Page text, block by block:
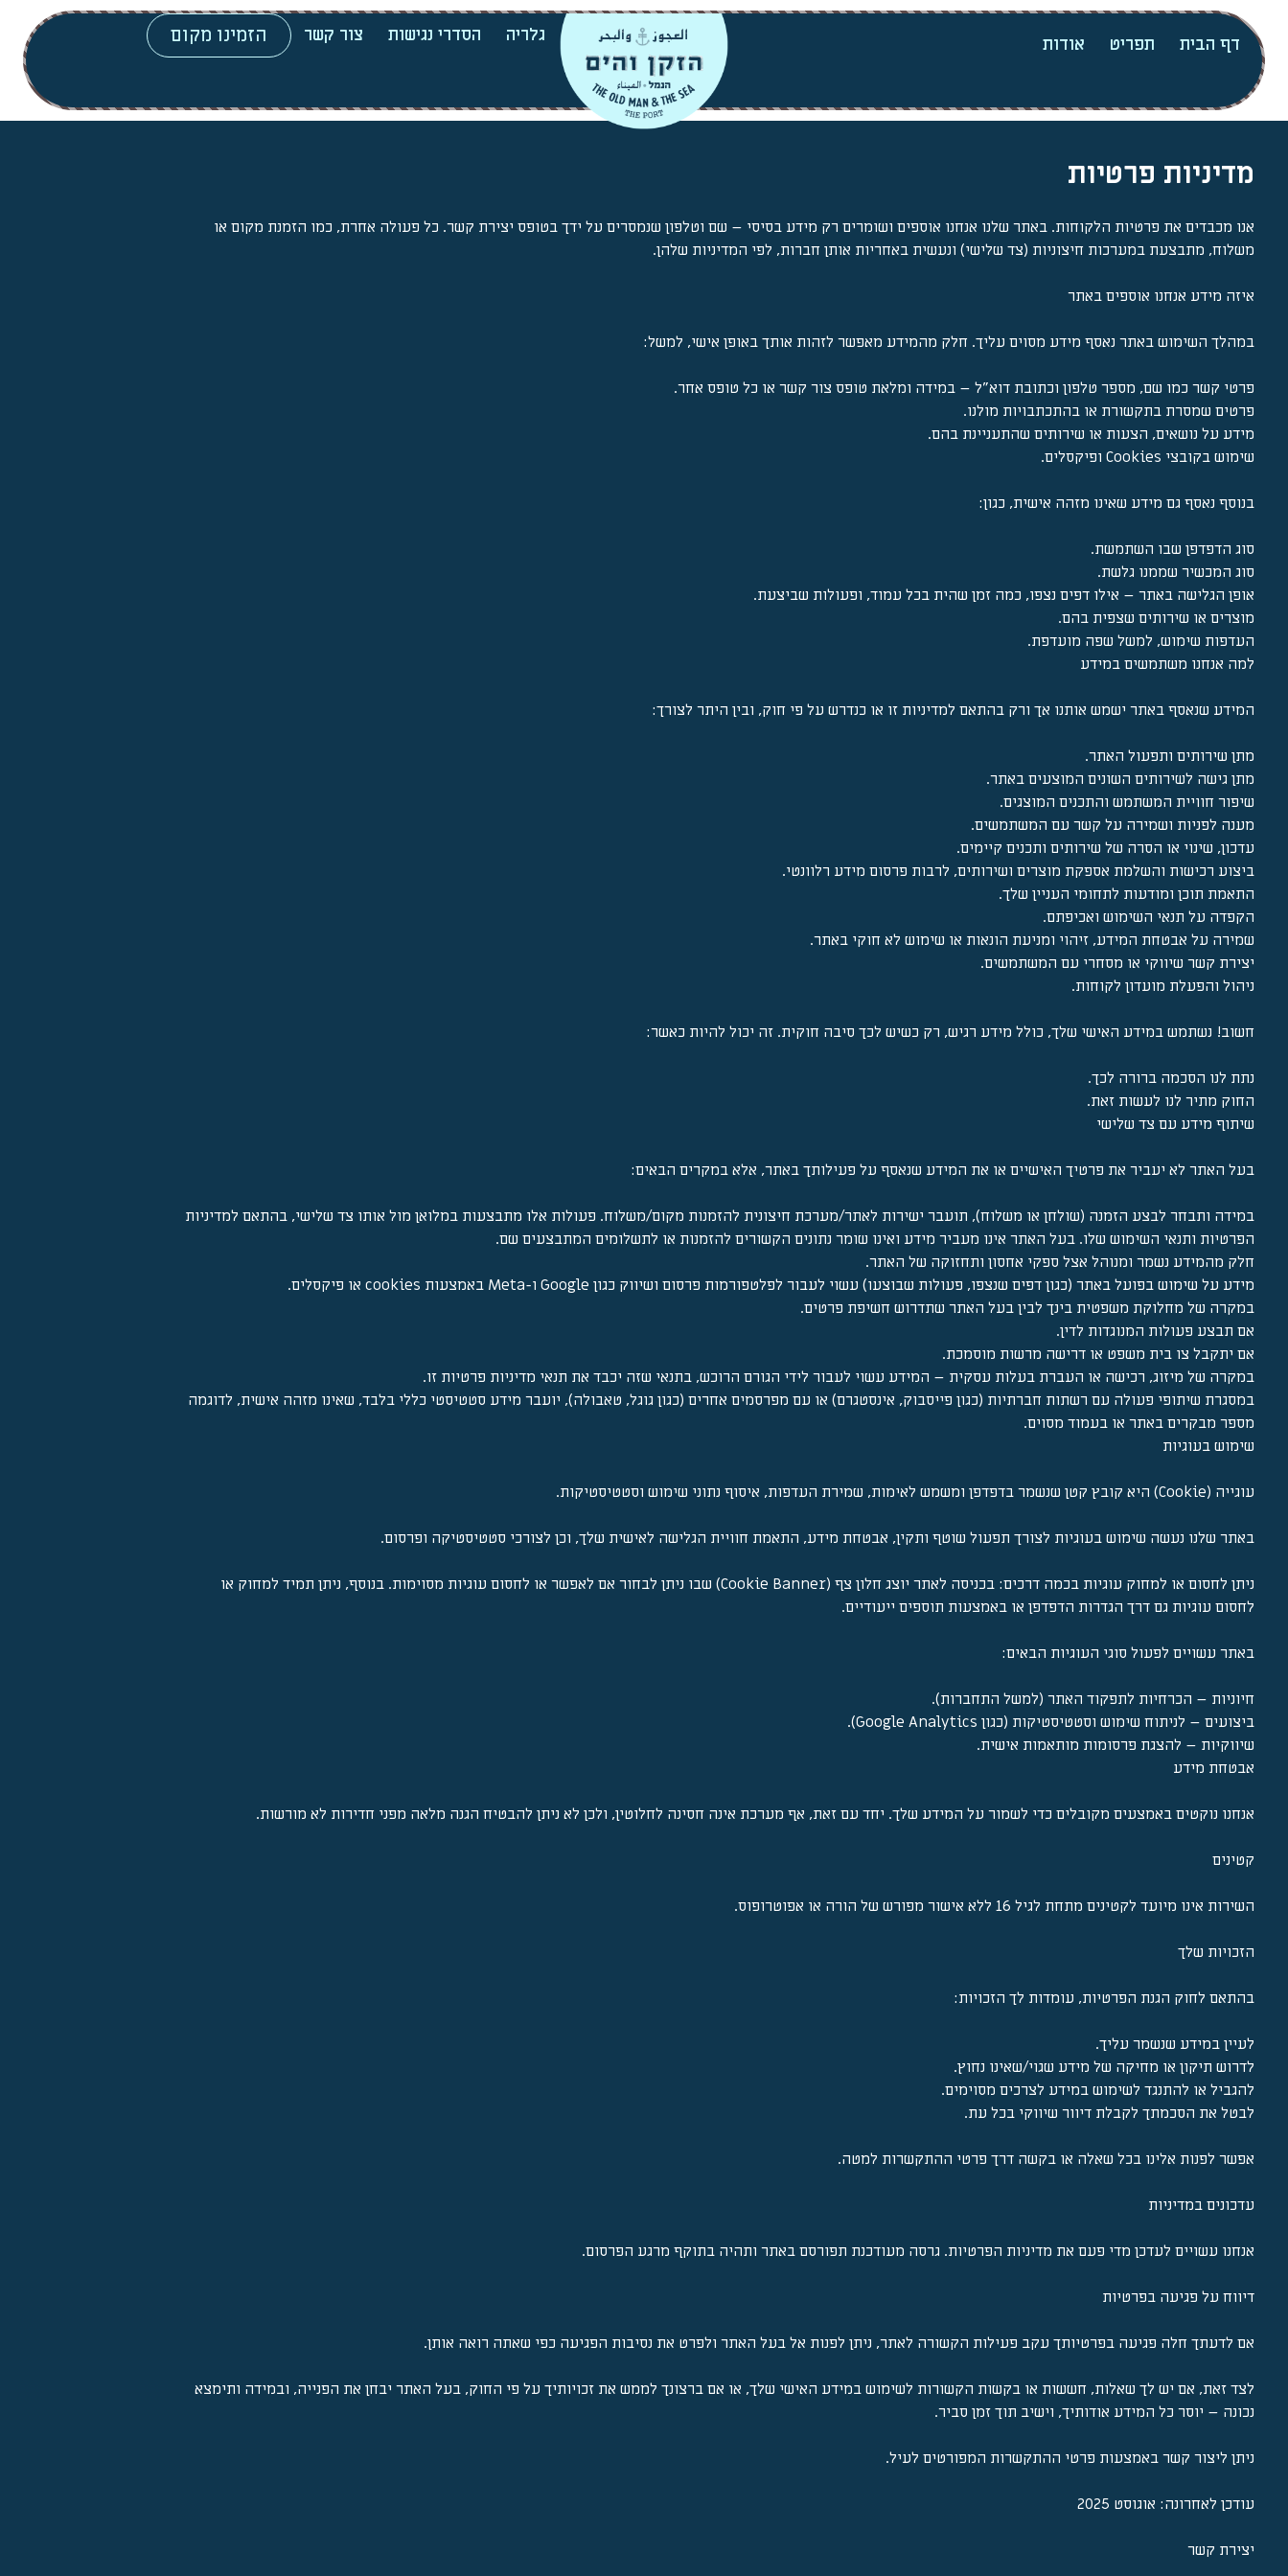
דף הבית תפריט אודות גלריה הסדרי נגישות צור קשר הזמינו מקום
מדיניות פרטיות
אנו מכבדים את פרטיות הלקוחות. באתר שלנו אנחנו אוספים ושומרים רק מידע בסיסי – שם וטלפון שנמסרים על ידך בטופס יצירת קשר. כל פעולה אחרת, כמו הזמנת מקום או
משלוח, מתבצעת במערכות חיצוניות (צד שלישי) ונעשית באחריות אותן חברות, לפי המדיניות שלהן.
איזה מידע אנחנו אוספים באתר
במהלך השימוש באתר נאסף מידע מסוים עליך. חלק מהמידע מאפשר לזהות אותך באופן אישי, למשל:
פרטי קשר כמו שם, מספר טלפון וכתובת דוא"ל – במידה ומלאת טופס צור קשר או כל טופס אחר.
פרטים שמסרת בתקשורת או בהתכתבויות מולנו.
מידע על נושאים, הצעות או שירותים שהתעניינת בהם.
שימוש בקובצי Cookies ופיקסלים.
בנוסף נאסף גם מידע שאינו מזהה אישית, כגון:
סוג הדפדפן שבו השתמשת.
סוג המכשיר שממנו גלשת.
אופן הגלישה באתר – אילו דפים נצפו, כמה זמן שהית בכל עמוד, ופעולות שביצעת.
מוצרים או שירותים שצפית בהם.
העדפות שימוש, למשל שפה מועדפת.
למה אנחנו משתמשים במידע
המידע שנאסף באתר ישמש אותנו אך ורק בהתאם למדיניות זו או כנדרש על פי חוק, ובין היתר לצורך:
מתן שירותים ותפעול האתר.
מתן גישה לשירותים השונים המוצעים באתר.
שיפור חוויית המשתמש והתכנים המוצגים.
מענה לפניות ושמירה על קשר עם המשתמשים.
עדכון, שינוי או הסרה של שירותים ותכנים קיימים.
ביצוע רכישות והשלמת אספקת מוצרים ושירותים, לרבות פרסום מידע רלוונטי.
התאמת תוכן ומודעות לתחומי העניין שלך.
הקפדה על תנאי השימוש ואכיפתם.
שמירה על אבטחת המידע, זיהוי ומניעת הונאות או שימוש לא חוקי באתר.
יצירת קשר שיווקי או מסחרי עם המשתמשים.
ניהול והפעלת מועדון לקוחות.
חשוב! נשתמש במידע האישי שלך, כולל מידע רגיש, רק כשיש לכך סיבה חוקית. זה יכול להיות כאשר:
נתת לנו הסכמה ברורה לכך.
החוק מתיר לנו לעשות זאת.
שיתוף מידע עם צד שלישי
בעל האתר לא יעביר את פרטיך האישיים או את המידע שנאסף על פעילותך באתר, אלא במקרים הבאים:
במידה ותבחר לבצע הזמנה (שולחן או משלוח), תועבר ישירות לאתר/מערכת חיצונית להזמנות מקום/משלוח. פעולות אלו מתבצעות במלואן מול אותו צד שלישי, בהתאם למדיניות
הפרטיות ותנאי השימוש שלו. בעל האתר אינו מעביר מידע ואינו שומר נתונים הקשורים להזמנות או לתשלומים המתבצעים שם.
חלק מהמידע נשמר ומנוהל אצל ספקי אחסון ותחזוקה של האתר.
מידע על שימוש בפועל באתר (כגון דפים שנצפו, פעולות שבוצעו) עשוי לעבור לפלטפורמות פרסום ושיווק כגון Google ו-Meta באמצעות cookies או פיקסלים.
במקרה של מחלוקת משפטית בינך לבין בעל האתר שתדרוש חשיפת פרטים.
אם תבצע פעולות המנוגדות לדין.
אם יתקבל צו בית משפט או דרישה מרשות מוסמכת.
במקרה של מיזוג, רכישה או העברת בעלות עסקית – המידע עשוי לעבור לידי הגורם הרוכש, בתנאי שזה יכבד את תנאי מדיניות פרטיות זו.
במסגרת שיתופי פעולה עם רשתות חברתיות (כגון פייסבוק, אינסטגרם) או עם מפרסמים אחרים (כגון גוגל, טאבולה), יועבר מידע סטטיסטי כללי בלבד, שאינו מזהה אישית, לדוגמה
מספר מבקרים באתר או בעמוד מסוים.
שימוש בעוגיות
עוגייה (Cookie) היא קובץ קטן שנשמר בדפדפן ומשמש לאימות, שמירת העדפות, איסוף נתוני שימוש וסטטיסטיקות.
באתר שלנו נעשה שימוש בעוגיות לצורך תפעול שוטף ותקין, אבטחת מידע, התאמת חוויית הגלישה לאישית שלך, וכן לצורכי סטטיסטיקה ופרסום.
ניתן לחסום או למחוק עוגיות בכמה דרכים: בכניסה לאתר יוצג חלון צף (Cookie Banner) שבו ניתן לבחור אם לאפשר או לחסום עוגיות מסוימות. בנוסף, ניתן תמיד למחוק או
לחסום עוגיות גם דרך הגדרות הדפדפן או באמצעות תוספים ייעודיים.
באתר עשויים לפעול סוגי העוגיות הבאים:
חיוניות – הכרחיות לתפקוד האתר (למשל התחברות).
ביצועים – לניתוח שימוש וסטטיסטיקות (כגון Google Analytics).
שיווקיות – להצגת פרסומות מותאמות אישית.
אבטחת מידע
אנחנו נוקטים באמצעים מקובלים כדי לשמור על המידע שלך. יחד עם זאת, אף מערכת אינה חסינה לחלוטין, ולכן לא ניתן להבטיח הגנה מלאה מפני חדירות לא מורשות.
קטינים
השירות אינו מיועד לקטינים מתחת לגיל 16 ללא אישור מפורש של הורה או אפוטרופוס.
הזכויות שלך
בהתאם לחוק הגנת הפרטיות, עומדות לך הזכויות:
לעיין במידע שנשמר עליך.
לדרוש תיקון או מחיקה של מידע שגוי/שאינו נחוץ.
להגביל או להתנגד לשימוש במידע לצרכים מסוימים.
לבטל את הסכמתך לקבלת דיוור שיווקי בכל עת.
אפשר לפנות אלינו בכל שאלה או בקשה דרך פרטי ההתקשרות למטה.
עדכונים במדיניות
אנחנו עשויים לעדכן מדי פעם את מדיניות הפרטיות. גרסה מעודכנת תפורסם באתר ותהיה בתוקף מרגע הפרסום.
דיווח על פגיעה בפרטיות
אם לדעתך חלה פגיעה בפרטיותך עקב פעילות הקשורה לאתר, ניתן לפנות אל בעל האתר ולפרט את נסיבות הפגיעה כפי שאתה רואה אותן.
לצד זאת, אם יש לך שאלות, חששות או בקשות הקשורות לשימוש במידע האישי שלך, או אם ברצונך לממש את זכויותיך על פי החוק, בעל האתר יבחן את הפנייה, ובמידה ותימצא
נכונה – יוסר כל המידע אודותיך, וישיב תוך זמן סביר.
ניתן ליצור קשר באמצעות פרטי ההתקשרות המפורטים לעיל.
עודכן לאחרונה: אוגוסט 2025
יצירת קשר